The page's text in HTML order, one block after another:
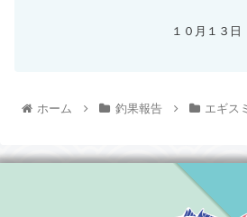
１０月１３日
ホーム 釣果報告 エギス